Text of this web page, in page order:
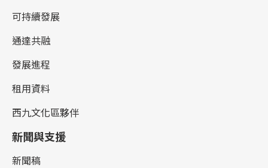
可持續發展
通達共融
發展進程
租用資料
西九文化區夥伴
新聞與支援
新聞稿